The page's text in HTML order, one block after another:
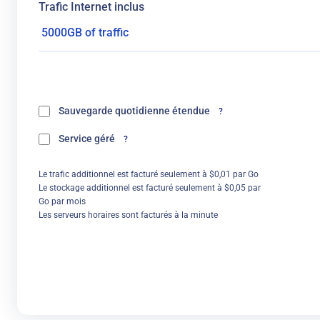
Trafic Internet inclus
Sauvegarde quotidienne étendue ?
Service géré ?
Le trafic additionnel est facturé seulement à $0,01 par Go
Le stockage additionnel est facturé seulement à $0,05 par
Go par mois
Les serveurs horaires sont facturés à la minute